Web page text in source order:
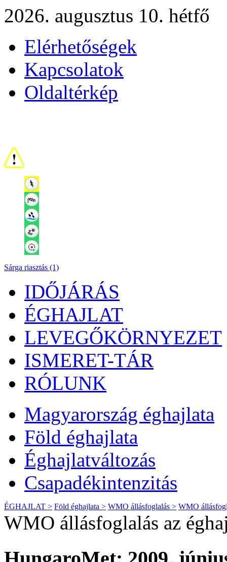
2026. augusztus 10. hétfő
Elérhetőségek
Kapcsolatok
Oldaltérkép
Sárga riasztás (1)
IDŐJÁRÁS
ÉGHAJLAT
LEVEGŐKÖRNYEZET
ISMERET-TÁR
RÓLUNK
Magyarország éghajlata
Föld éghajlata
Éghajlatváltozás
Csapadékintenzitás
ÉGHAJLAT > Föld éghajlata > WMO állásfoglalás > WMO
WMO állásfoglalás az